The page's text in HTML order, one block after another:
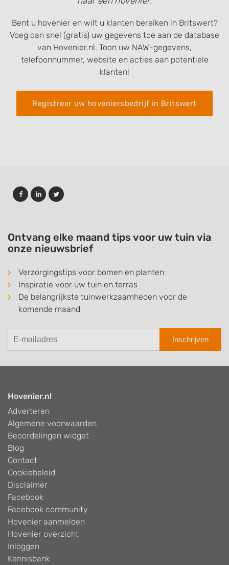
Bent u hovenier en wilt u klanten bereiken in Britswert?
Voeg dan snel (gratis) uw gegevens toe aan de database
van Hovenier.nl. Toon uw NAW-gegevens,
telefoonnummer, website en acties aan potentiele
klanten!
Registreer uw hoveniersbedrijf in Britswert
Ontvang elke maand tips voor uw tuin via
onze nieuwsbrief
Verzorgingstips voor bomen en planten
Inspiratie voor uw tuin en terras
De belangrijkste tuinwerkzaamheden voor de
komende maand
Inschrijven
Hovenier.nl
Adverteren
Algemene voorwaarden
Beoordelingen widget
Blog
Contact
Cookiebeleid
Disclaimer
Facebook
Facebook community
Hovenier aanmelden
Hovenier overzicht
Inloggen
Kennisbank